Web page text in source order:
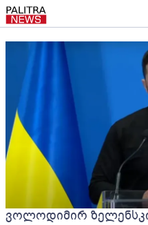
ვოლოდიმირ